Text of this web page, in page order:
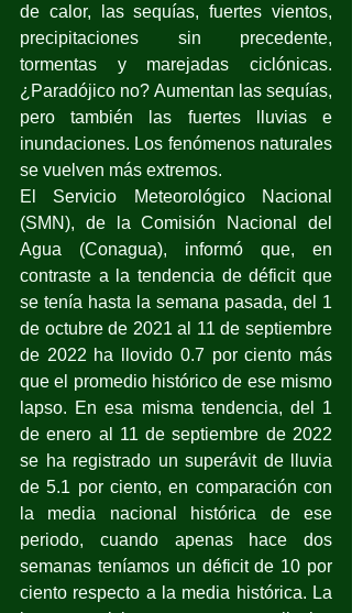
de calor, las sequías, fuertes vientos,
precipitaciones sin precedente,
tormentas y marejadas ciclónicas.
¿Paradójico no? Aumentan las sequías,
pero también las fuertes lluvias e
inundaciones. Los fenómenos naturales
se vuelven más extremos.
El Servicio Meteorológico Nacional
(SMN), de la Comisión Nacional del
Agua (Conagua), informó que, en
contraste a la tendencia de déficit que
se tenía hasta la semana pasada, del 1
de octubre de 2021 al 11 de septiembre
de 2022 ha llovido 0.7 por ciento más
que el promedio histórico de ese mismo
lapso. En esa misma tendencia, del 1
de enero al 11 de septiembre de 2022
se ha registrado un superávit de lluvia
de 5.1 por ciento, en comparación con
la media nacional histórica de ese
periodo, cuando apenas hace dos
semanas teníamos un déficit de 10 por
ciento respecto a la media histórica. La